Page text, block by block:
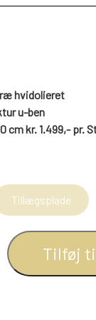
hvidolieret
u-ben
cm kr. 1.499,- pr.
Tillægsplade
Tilføj